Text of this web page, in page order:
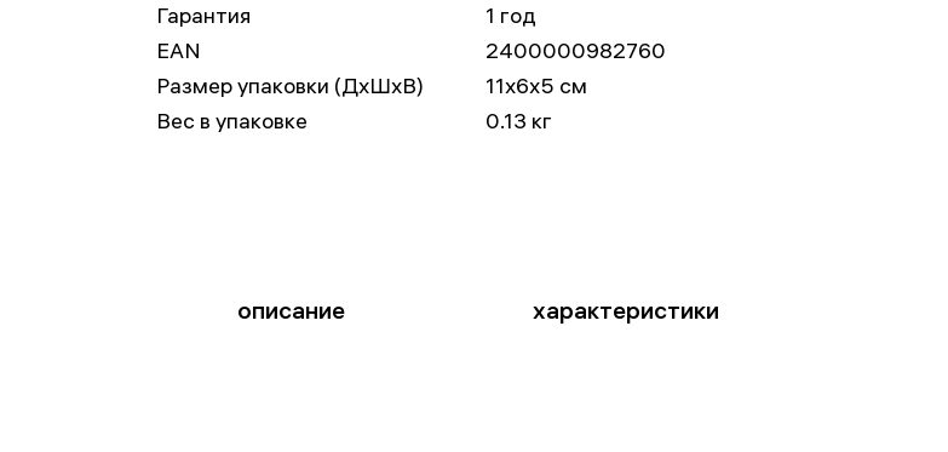
Гарантия
1 год
EAN
2400000982760
Размер упаковки (ДxШxВ)
11x6x5 см
Вес в упаковке
0.13 кг
описание характеристики